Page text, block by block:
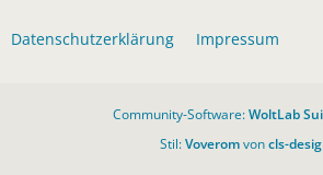
Datenschutzerklärung Impressum
Community-Software:WoltLab
Stil:Voveromvoncls-